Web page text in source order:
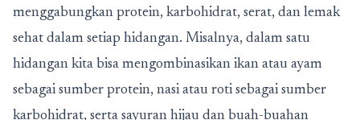
menggabungkan protein, karbohidrat, serat, dan lemak
sehat dalam setiap hidangan. Misalnya, dalam satu
hidangan kita bisa mengombinasikan ikan atau ayam
sebagai sumber protein, nasi atau roti sebagai sumber
karbohidrat, serta sayuran hijau dan buah-buahan